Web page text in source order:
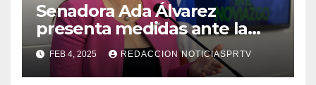
Senadora Ada Álvarez
presenta medidas ante la
violencia en el noviazgo
FEB 4, 2025 REDACCION NOTICIASPRTV